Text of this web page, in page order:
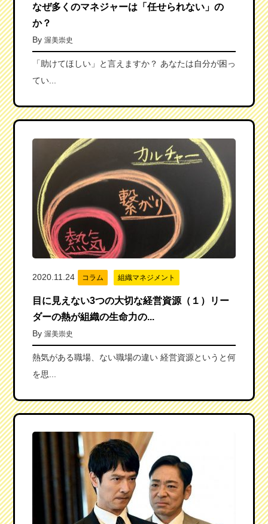
なぜ多くのマネジャーは「任せられない」の
か？
By 渥美崇史
「助けてほしい」と言えますか？ あなたは自分が困っ
てい...
2020.11.24 コラム 組織マネジメント
目に見えない3つの大切な経営資源（１）リー
ダーの熱が組織の生命力の...
By 渥美崇史
熱気がある職場、ない職場の違い 経営資源というと何
を思...